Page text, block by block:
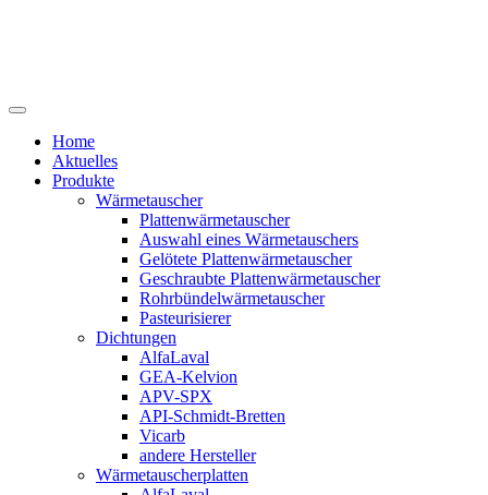
Home
Aktuelles
Produkte
Wärmetauscher
Plattenwärmetauscher
Auswahl eines Wärmetauschers
Gelötete Plattenwärmetauscher
Geschraubte Plattenwärmetauscher
Rohrbündelwärmetauscher
Pasteurisierer
Dichtungen
AlfaLaval
GEA-Kelvion
APV-SPX
API-Schmidt-Bretten
Vicarb
andere Hersteller
Wärmetauscherplatten